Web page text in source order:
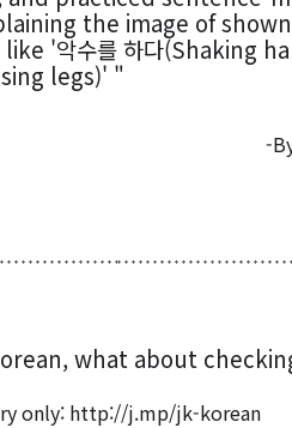
the image of
'악수를 하다(Shaking
legs)' "
-
what about
only: http://j.mp/jk-korean